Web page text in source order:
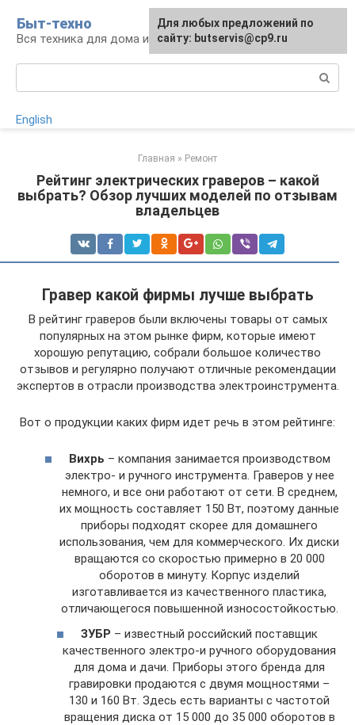
контенту
Быт-техно
Вся техника для дома и сада
English
Главная » Ремонт
Рейтинг электрических граверов – какой
выбрать? Обзор лучших моделей по отзывам
владельцев
Гравер какой фирмы лучше выбрать
В рейтинг граверов были включены товары от самых
популярных на этом рынке фирм, которые имеют
хорошую репутацию, собрали большое количество
отзывов и регулярно получают отличные рекомендации
экспертов в отрасли производства электроинструмента.
Вот о продукции каких фирм идет речь в этом рейтинге:
Вихрь – компания занимается производством
электро- и ручного инструмента. Граверов у нее
немного, и все они работают от сети. В среднем,
их мощность составляет 150 Вт, поэтому данные
приборы подходят скорее для домашнего
использования, чем для коммерческого. Их диски
вращаются со скоростью примерно в 20 000
оборотов в минуту. Корпус изделий
изготавливается из качественного пластика,
отличающегося повышенной износостойкостью.
ЗУБР – известный российский поставщик
качественного электро-и ручного оборудования
для дома и дачи. Приборы этого бренда для
гравировки продаются с двумя мощностями –
130 и 160 Вт. Здесь есть варианты с частотой
вращения диска от 15 000 до 35 000 оборотов в
Для любых предложений по
сайту: butservis@cp9.ru